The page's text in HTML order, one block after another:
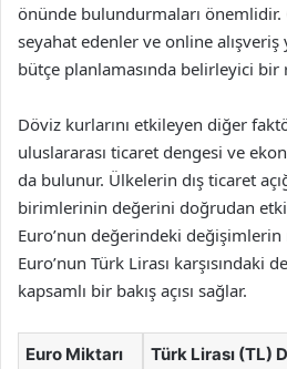
önünde bulundurmaları önemlidir.
seyahat edenler ve online
bütçe planlamasında belirleyici bir
Döviz kurlarını etkileyen diğer
uluslararası ticaret dengesi ve
da bulunur. Ülkelerin dış ticaret
birimlerinin değerini doğrudan
Euro’nun değerindeki
Euro’nun Türk Lirası karşısındaki
kapsamlı bir bakış açısı sağlar.
Euro Miktarı Türk Lirası (TL)